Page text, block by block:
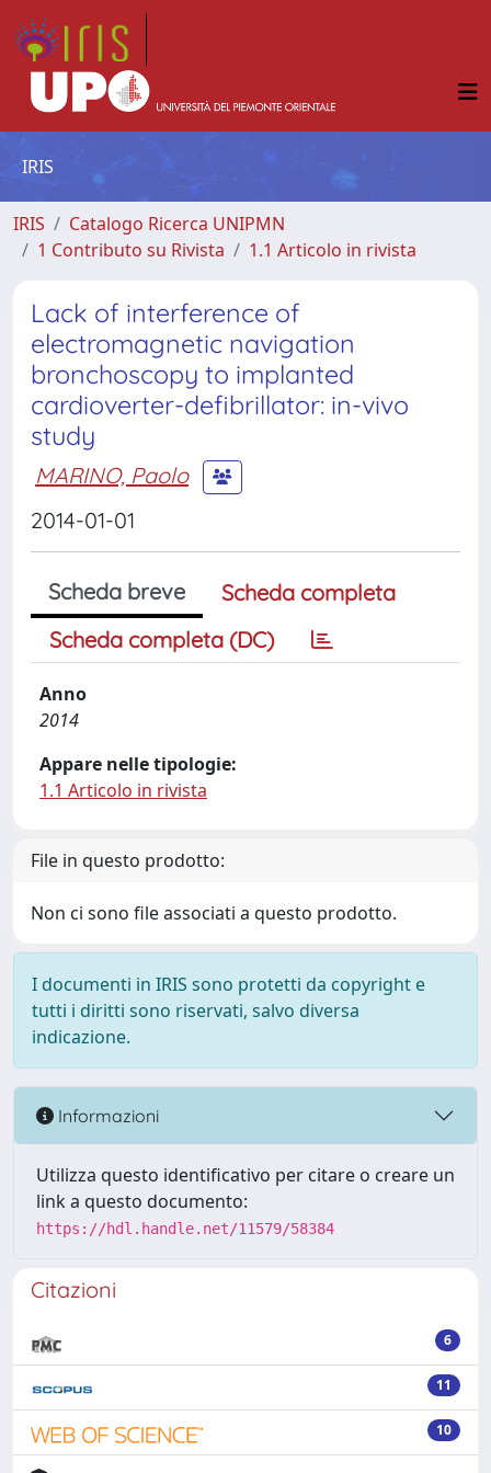
IRIS
IRIS
Catalogo Ricerca UNIPMN
1 Contributo su Rivista
1.1 Articolo in rivista
Lack of interference of
electromagnetic navigation
bronchoscopy to implanted
cardioverter-defibrillator: in-vivo
study
MARINO, Paolo
2014-01-01
Scheda breve
Scheda completa
Scheda completa (DC)
Anno
2014
Appare nelle tipologie:
1.1 Articolo in rivista
File in questo prodotto:
Non ci sono file associati a questo prodotto.
I documenti in IRIS sono protetti da copyright e
tutti i diritti sono riservati, salvo diversa
indicazione.
Informazioni
Utilizza questo identificativo per citare o creare un
link a questo documento:
https://hdl.handle.net/11579/58384
Citazioni
6
11
10